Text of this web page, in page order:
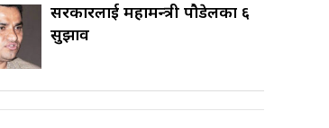
सरकारलाई महामन्त्री पौडेलका ६
सुझाव